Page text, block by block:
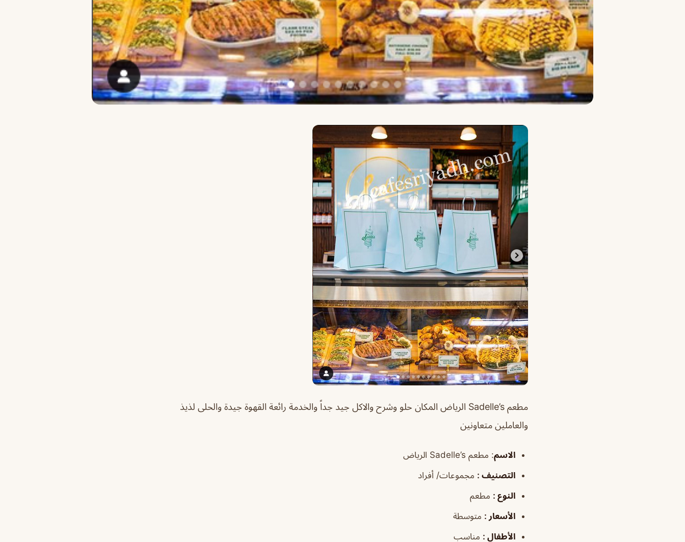
مطعم Sadelle’s الرياض المكان حلو وشرح والاكل جيد جداً والخدمة رائعة القهوة جيدة والحلى لذيذ
والعاملين متعاونين
الاسم: مطعم Sadelle’s الرياض
التصنيف : مجموعات/ أفراد
النوع : مطعم
الأسعار : متوسطة
الأطفال : مناسب